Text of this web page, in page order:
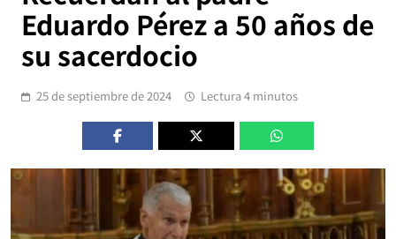
Eduardo Pérez a 50 años de
su sacerdocio
25 de septiembre de 2024 Lectura 4 minutos